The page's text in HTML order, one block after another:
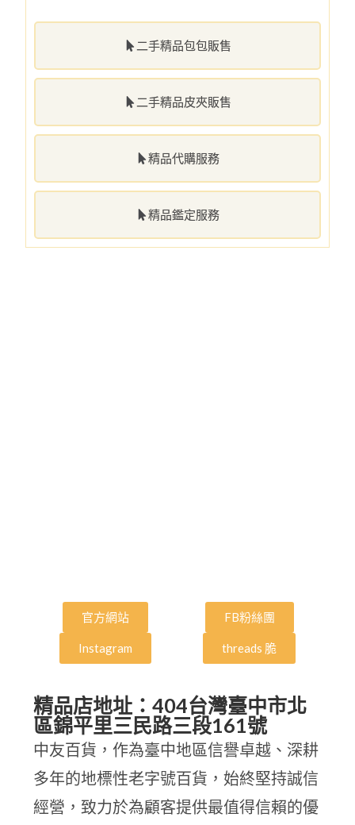
二手精品包包販售
二手精品皮夾販售
精品代購服務
精品鑑定服務
官方網站 FB粉絲團
Instagram threads 脆
精品店地址：404台灣臺中市北
區錦平里三民路三段161號
中友百貨，作為臺中地區信譽卓越、深耕
多年的地標性老字號百貨，始終堅持誠信
經營，致力於為顧客提供最值得信賴的優